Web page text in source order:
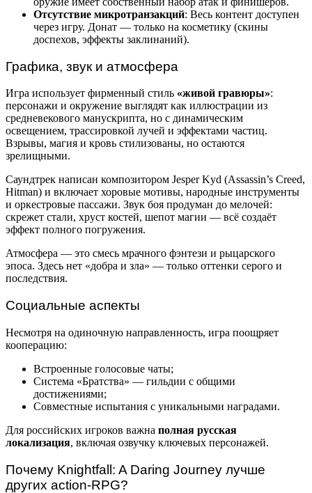
Отсутствие микротранзакций: Весь контент доступен
через игру. Донат — только на косметику (скины
доспехов, эффекты заклинаний).
Графика, звук и атмосфера
Игра использует фирменный стиль «живой гравюры»:
персонажи и окружение выглядят как иллюстрации из
средневекового манускрипта, но с динамическим
освещением, трассировкой лучей и эффектами частиц.
Взрывы, магия и кровь стилизованы, но остаются
зрелищными.
Саундтрек написан композитором Jesper Kyd (Assassin’s Creed,
Hitman) и включает хоровые мотивы, народные инструменты
и оркестровые пассажи. Звук боя продуман до мелочей:
скрежет стали, хруст костей, шепот магии — всё создаёт
эффект полного погружения.
Атмосфера — это смесь мрачного фэнтези и рыцарского
эпоса. Здесь нет «добра и зла» — только оттенки серого и
последствия.
Социальные аспекты
Несмотря на одиночную направленность, игра поощряет
кооперацию:
Встроенные голосовые чаты;
Система «Братства» — гильдии с общими
достижениями;
Совместные испытания с уникальными наградами.
Для российских игроков важна полная русская
локализация, включая озвучку ключевых персонажей.
Почему Knightfall: A Daring Journey лучше
других action-RPG?